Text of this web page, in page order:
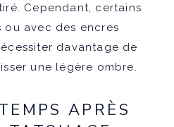
Cependant, certains
ou avec des encres
davantage de
une légère ombre.
APRÈS